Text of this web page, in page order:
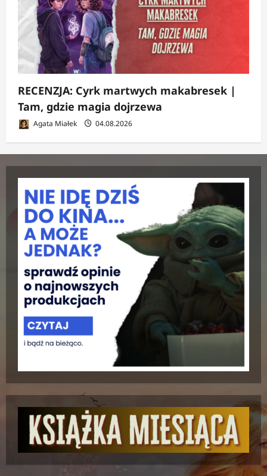
RECENZJA: Cyrk martwych makabresek |
Tam, gdzie magia dojrzewa
Agata Miałek 04.08.2026